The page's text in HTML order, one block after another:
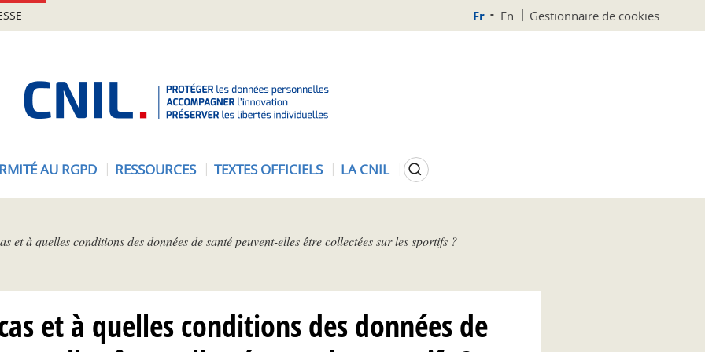
Fr En Gestionnaire de cookies
N
AU RGPD RESSOURCES TEXTES OFFICIELS LA CNIL Rechercher
et à quelles conditions des données de santé peuvent-elles être collectées sur les sportifs ?
et à quelles conditions des données de